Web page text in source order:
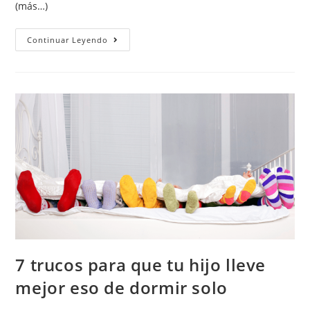
(más…)
Continuar Leyendo
7 trucos para que tu hijo lleve
mejor eso de dormir solo